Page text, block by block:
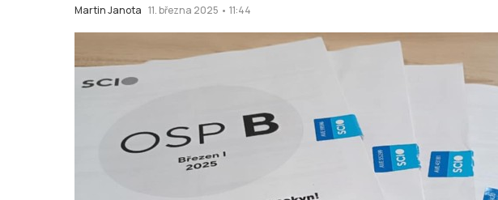
Martin Janota 11. března 2025 • 11:44